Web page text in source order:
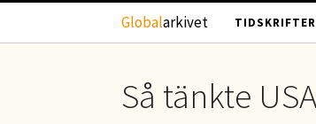
Hoppa till huvudinnehåll
Globalarkivet TIDSKRIFTER
Så tänkte